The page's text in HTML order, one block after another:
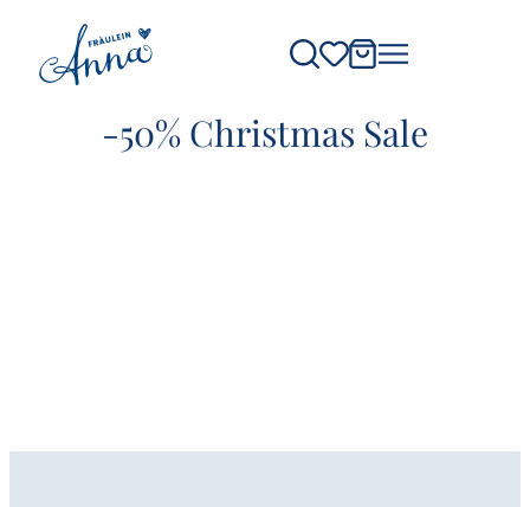
-50% Christmas Sale